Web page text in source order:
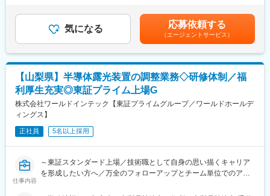
変更の範囲：会社の定める業務
◇医療分野向け自動化装置、検査装置◇製造工程自動化にかかる
各種装置・部品類 など
業・ユニット事業・医療機器事業・次世代事業開発の4事業と事業
のすそ野が広いことも特徴です。主力事業である真空事業では、
半導体製造装置に使われる「溶接ベローズ」で世界トップクラス
のシェアを誇ります。その他の事業も真空技術から発展してお
度化を図ってきました。多くの業種に共通するものづくりのノウ
ハウとエンジニアリング手法を活かし、半導体・IT・医療・新時
ノベーションを下支えしています。創業当初から売上も右肩上が
りで推移しており、創業50周年にあたる2034年度には1000億円
制度:年功序列制を廃止し、能力給制度を導入しています。個人の
実績及び成果がきちんと評価に反映されます。賃金はあくまでも
目安の金額であり、選考を通じて上下する可能性があります。月
給(月額)は固定手当を含めた表記です。
気になる 応募依頼する
（エージェントサービス）
【山梨県】半導体露光装置の調整業務◇研修体制／福
利厚生充実◎東証プライム上場G
株式会社ワールドインテック【東証プライムグループ／ワールドホールデ
ィングス】
正社員 5名以上採用
仕事内容
～東証スタンダード上場／技術職として自身の思い描くキャリア
を形成したい方へ／万全のフォローアップとチーム単位でのアサ